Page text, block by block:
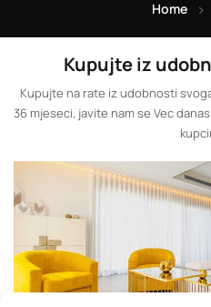
Home
Kupujte iz
Kupujte na rate iz udobnosti
36 mjeseci, javite nam se Vec